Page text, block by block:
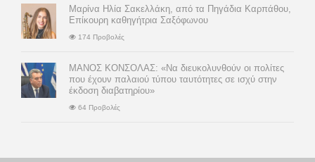
Μαρίνα Ηλία Σακελλάκη, από τα Πηγάδια Καρπάθου,
Επίκουρη καθηγήτρια Σαξόφωνου
174 Προβολές
ΜΑΝΟΣ ΚΟΝΣΟΛΑΣ: «Να διευκολυνθούν οι πολίτες
που έχουν παλαιού τύπου ταυτότητες σε ισχύ στην
έκδοση διαβατηρίου»
64 Προβολές